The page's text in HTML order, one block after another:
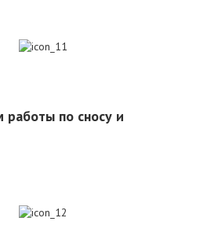
работы по сносу и